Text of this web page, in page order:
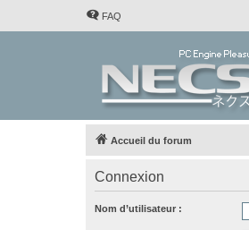
FAQ
Accueil du forum
Connexion
Nom d’utilisateur :